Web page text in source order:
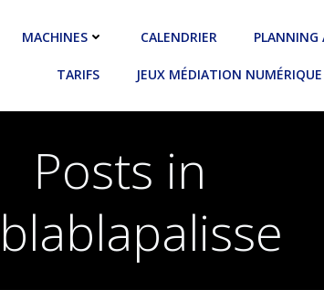
MACHINES CALENDRIER
TARIFS JEUX MÉDIATION NUMÉRIQUE
Posts in